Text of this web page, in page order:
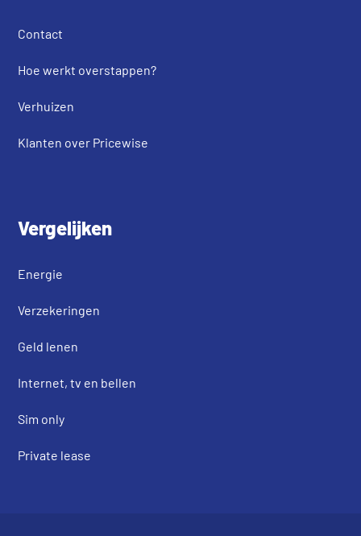
Contact
Hoe werkt overstappen?
Verhuizen
Klanten over Pricewise
Vergelijken
Energie
Verzekeringen
Geld lenen
Internet, tv en bellen
Sim only
Private lease